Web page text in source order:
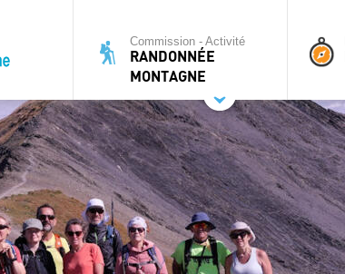
Commission - Activité
RANDONNÉE
MONTAGNE